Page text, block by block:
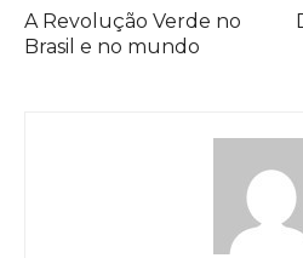
A Revolução Verde no
Brasil e no mundo